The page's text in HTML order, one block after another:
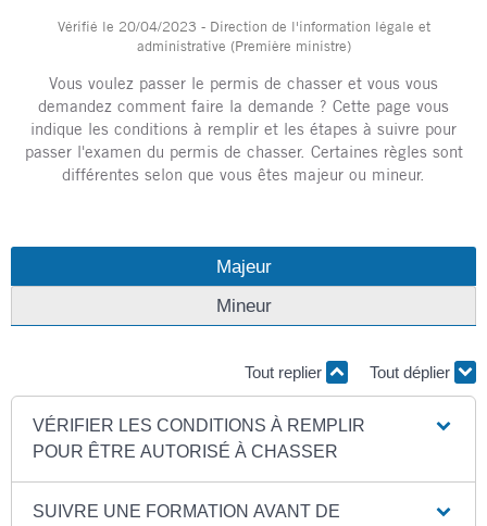
Vérifié le 20/04/2023 - Direction de l'information légale et
administrative (Première ministre)
Vous voulez passer le permis de chasser et vous vous
demandez comment faire la demande ? Cette page vous
indique les conditions à remplir et les étapes à suivre pour
passer l'examen du permis de chasser. Certaines règles sont
différentes selon que vous êtes majeur ou mineur.
Majeur
Mineur
Tout replier Tout déplier
VÉRIFIER LES CONDITIONS À REMPLIR
POUR ÊTRE AUTORISÉ À CHASSER
SUIVRE UNE FORMATION AVANT DE